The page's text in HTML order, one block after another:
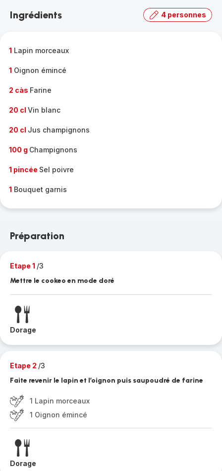
gamme
Ingrédients 4 personnes
1 Lapin morceaux
1 Oignon émincé
2 càs Farine
20 cl Vin blanc
20 cl Jus champignons
100 g Champignons
1 pincée Sel poivre
1 Bouquet garnis
Préparation
Etape 1 /3
Mettre le cookeo en mode doré
Dorage
Etape 2 /3
Faite revenir le lapin et l’oignon puis saupoudré de farine
1 Lapin morceaux
1 Oignon émincé
Dorage